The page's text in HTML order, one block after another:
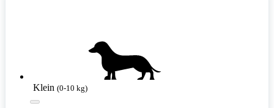
Klein (0-10 kg)